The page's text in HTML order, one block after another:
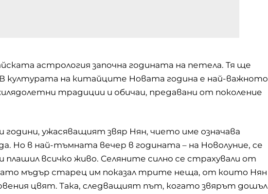
астрология започна годината на петела. Тя ще
В културата на китайците Новата година е най-важното
традиции и обичаи, предавани от поколение
години, ужасяващият звяр Нян, чието име означава
Но в най-тъмната вечер в годината – на Новолуние, се
плашил всичко живо. Селяните силно се страхували от
мъдър старец им показал трите неща, от които Нян
цвят. Така, следващият път, когато звярът дошъл